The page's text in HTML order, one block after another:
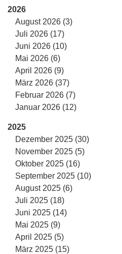
2026
August 2026 (3)
Juli 2026 (17)
Juni 2026 (10)
Mai 2026 (6)
April 2026 (9)
März 2026 (37)
Februar 2026 (7)
Januar 2026 (12)
2025
Dezember 2025 (30)
November 2025 (5)
Oktober 2025 (16)
September 2025 (10)
August 2025 (6)
Juli 2025 (18)
Juni 2025 (14)
Mai 2025 (9)
April 2025 (5)
März 2025 (15)